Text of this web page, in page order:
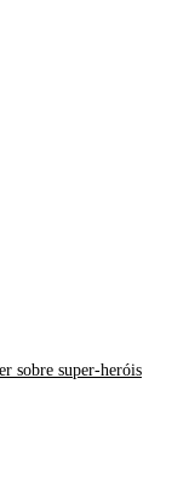
sobre super-heróis